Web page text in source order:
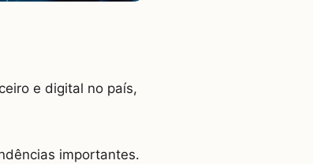
e digital no país,
importantes.